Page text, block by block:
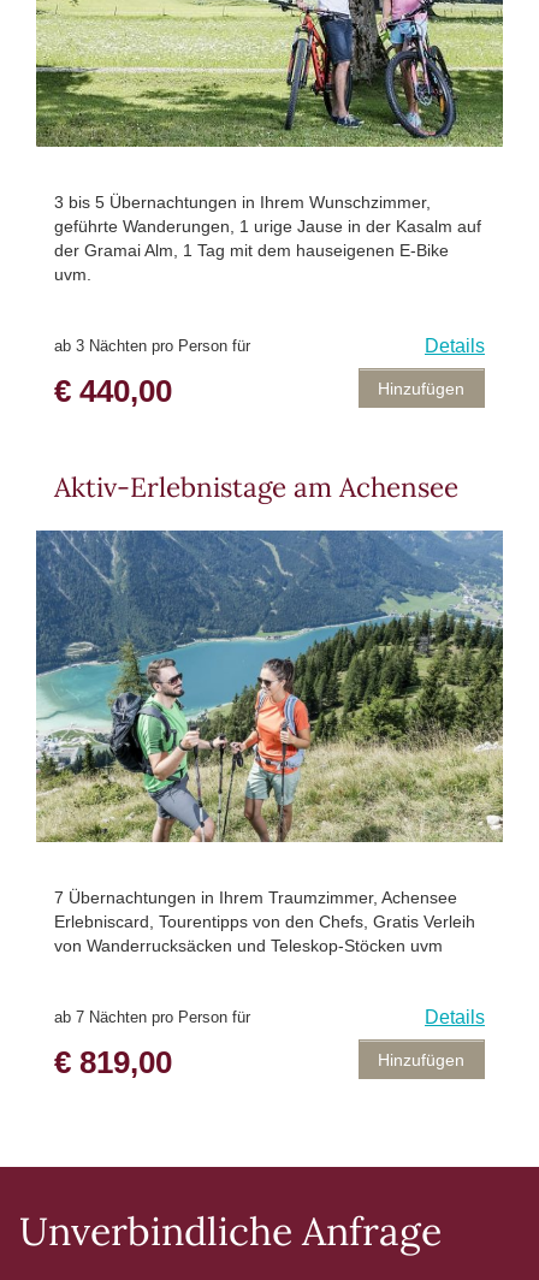
3 bis 5 Übernachtungen in Ihrem Wunschzimmer,
geführte Wanderungen, 1 urige Jause in der Kasalm auf
der Gramai Alm, 1 Tag mit dem hauseigenen E-Bike
uvm.
ab 3 Nächten pro Person für
€ 440,00
Details
Hinzufügen
Aktiv-Erlebnistage am Achensee
7 Übernachtungen in Ihrem Traumzimmer, Achensee
Erlebniscard, Tourentipps von den Chefs, Gratis Verleih
von Wanderrucksäcken und Teleskop-Stöcken uvm
ab 7 Nächten pro Person für
€ 819,00
Details
Hinzufügen
Unverbindliche Anfrage